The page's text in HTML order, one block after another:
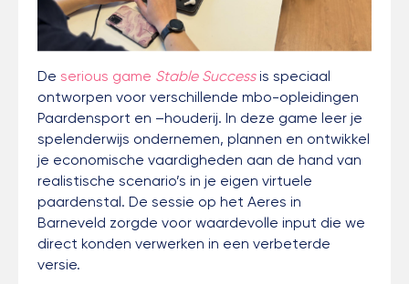
De serious game Stable Successis speciaal
ontworpen voor verschillende mbo-opleidingen
Paardensport en –houderij. In deze game leer je
spelenderwijs ondernemen, plannen en ontwikkel
je economische vaardigheden aan de hand van
realistische scenario’s in je eigen virtuele
paardenstal. De sessie op het Aeres in
Barneveld zorgde voor waardevolle input die we
direct konden verwerken in een verbeterde
versie.